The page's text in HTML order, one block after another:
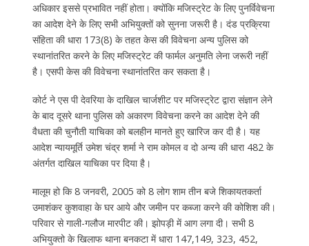
अधिकार इससे प्रभावित नहीं होता। क्योंकि मजिस्ट्रेट के लिए पुनर्विवेचना
का आदेश देने के लिए सभी अभियुक्तों को सुनना जरूरी है। दंड प्रक्रिया
संहिता की धारा 173(8) के तहत केस की विवेचना अन्य पुलिस को
स्थानांतरित करने के लिए मजिस्ट्रेट की फार्मल अनुमति लेना जरूरी नहीं
है। एसपी केस की विवेचना स्थानांतरित कर सकता है।
कोर्ट ने एस पी देवरिया के दाखिल चार्जशीट पर मजिस्ट्रेट द्वारा संज्ञान लेने
के बाद दूसरे थाना पुलिस को अकारण विवेचना करने का आदेश देने की
वैधता की चुनौती याचिका को बलहीन मानते हुए खारिज कर दी है। यह
आदेश न्यायमूर्ति उमेश चंद्र शर्मा ने राम कोमल व दो अन्य की धारा 482 के
अंतर्गत दाखिल याचिका पर दिया है।
मालूम हो कि 8 जनवरी, 2005 को 8 लोग शाम तीन बजे शिकायतकर्ता
उमाशंकर कुशवाहा के घर आये और जमीन पर कब्जा करने की कोशिश की।
परिवार से गाली-गलौज मारपीट की। झोपड़ी में आग लगा दी। सभी 8
अभियुक्तो के खिलाफ थाना बनकटा में धारा 147,149, 323, 452,